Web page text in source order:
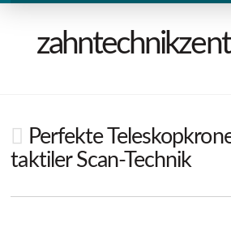
Perfekte
taktiler Scan-Technik